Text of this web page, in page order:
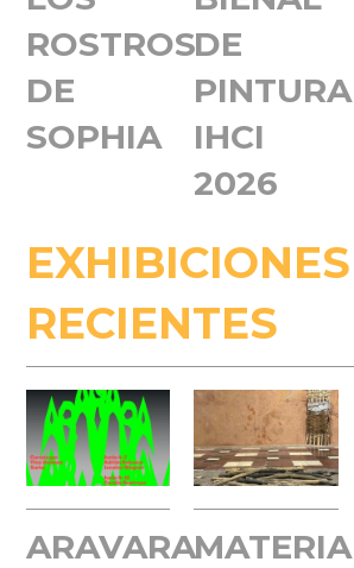
ROSTROS
DE
SOPHIA
DE
PINTURA
IHCI
2026
EXHIBICIONES
RECIENTES
ARAVARAMATERIA